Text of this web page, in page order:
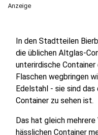
Anzeige
In den Stadtteilen
die üblichen Altglas-
unterirdische
Flaschen wegbringen
Edelstahl - sie sind
Container zu sehen ist.
Das hat gleich
hässlichen Container